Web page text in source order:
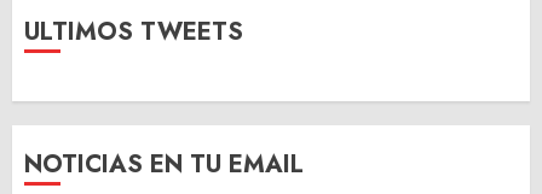
ULTIMOS TWEETS
NOTICIAS EN TU EMAIL